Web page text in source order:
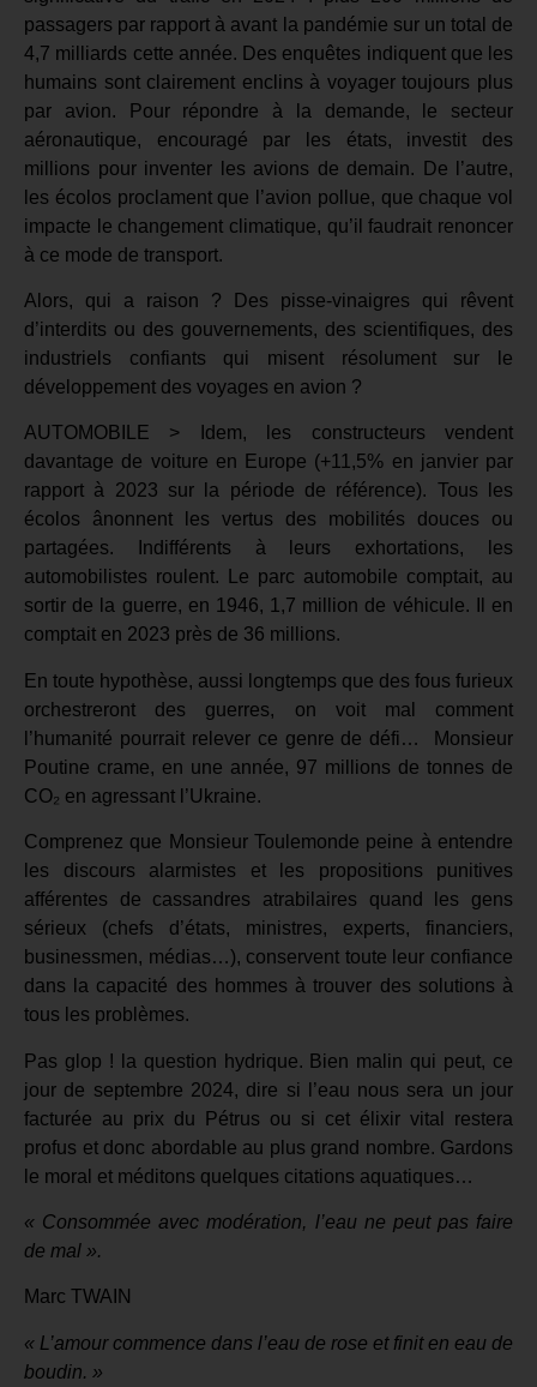
passagers par rapport à avant la pandémie sur un total de
4,7 milliards cette année. Des enquêtes indiquent que les
humains sont clairement enclins à voyager toujours plus
par avion. Pour répondre à la demande, le secteur
aéronautique, encouragé par les états, investit des
millions pour inventer les avions de demain. De l’autre,
les écolos proclament que l’avion pollue, que chaque vol
impacte le changement climatique, qu’il faudrait renoncer
à ce mode de transport.
Alors, qui a raison ? Des pisse-vinaigres qui rêvent
d’interdits ou des gouvernements, des scientifiques, des
industriels confiants qui misent résolument sur le
développement des voyages en avion ?
AUTOMOBILE > Idem, les constructeurs vendent
davantage de voiture en Europe (+11,5% en janvier par
rapport à 2023 sur la période de référence). Tous les
écolos ânonnent les vertus des mobilités douces ou
partagées. Indifférents à leurs exhortations, les
automobilistes roulent. Le parc automobile comptait, au
sortir de la guerre, en 1946, 1,7 million de véhicule. Il en
comptait en 2023 près de 36 millions.
En toute hypothèse, aussi longtemps que des fous furieux
orchestreront des guerres, on voit mal comment
l’humanité pourrait relever ce genre de défi… Monsieur
Poutine crame, en une année, 97 millions de tonnes de
CO₂ en agressant l’Ukraine.
Comprenez que Monsieur Toulemonde peine à entendre
les discours alarmistes et les propositions punitives
afférentes de cassandres atrabilaires quand les gens
sérieux (chefs d’états, ministres, experts, financiers,
businessmen, médias…), conservent toute leur confiance
dans la capacité des hommes à trouver des solutions à
tous les problèmes.
Pas glop ! la question hydrique. Bien malin qui peut, ce
jour de septembre 2024, dire si l’eau nous sera un jour
facturée au prix du Pétrus ou si cet élixir vital restera
profus et donc abordable au plus grand nombre. Gardons
le moral et méditons quelques citations aquatiques…
« Consommée avec modération, l’eau ne peut pas faire
de mal ».
Marc TWAIN
« L’amour commence dans l’eau de rose et finit en eau de
boudin. »